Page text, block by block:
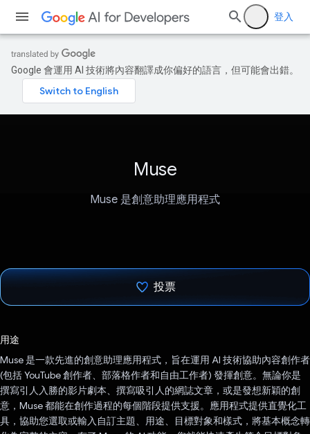
登入
Google 會運用 AI 技術將內容翻譯成你偏好的語言，但可能會出錯。
Muse
Muse 是創意助理應用程式
投票
用途
Muse 是一款先進的創意助理應用程式，旨在運用 AI 技術協助內容創作者
(包括 YouTube 創作者、部落格作者和自由工作者) 發揮創意。無論你是
撰寫引人入勝的影片劇本、撰寫吸引人的網誌文章，或是發想新穎的創
意，Muse 都能在創作過程的每個階段提供支援。應用程式提供直覺化工
具，協助您選取或輸入自訂主題、用途、目標對象和樣式，將基本概念轉